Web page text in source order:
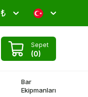
₺
Sepet
(0)
Bar
Ekipmanları